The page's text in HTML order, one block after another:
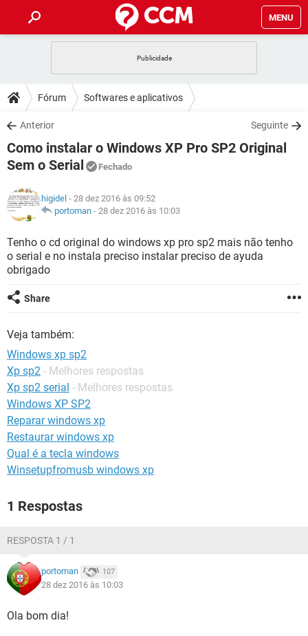
MENU
CELULAR FACEBOOK
OUTLOOK
INSTAGRAM GMAIL
GUIA DE COMPRAS
DICAS
JOGOS WHATSAPP
OUTLOOK
GUIA DE COMPRAS
DOWNLOADS
JOGOS WHATSAPP
CELULAR
OUTLOOK
INSTAGRAM
GUIA DE COMPRAS
FÓRUM
CELULAR FACEBOOK
INSTAGRAM GMAIL
GUIA DE COMPRAS
GLOSSÁRIO
JOGOS
CELULAR FACEBOOK
OUTLOOK
INSTAGRAM
Fórum Softwares e aplicativos
Anterior Seguinte
Como instalar o Windows XP Pro SP2 Original
Sem o Serial
Fechado
higidel - 28 dez 2016 às 09:52
portoman - 28 dez 2016 às 10:03
Tenho o cd original do windows xp pro sp2 mais não tenho
o serial e no instala preciso instalar preciso de ayuda
obrigado
Share
Veja também:
Windows xp sp2
Xp sp2 - Melhores respostas
Xp sp2 serial - Melhores respostas
Windows XP SP2
Reparar windows xp
Restaurar windows xp
Qual é a tecla windows
Winsetupfromusb windows xp
1 Respostas
RESPOSTA 1 / 1
portoman 107
28 dez 2016 às 10:03
Ola bom dia!